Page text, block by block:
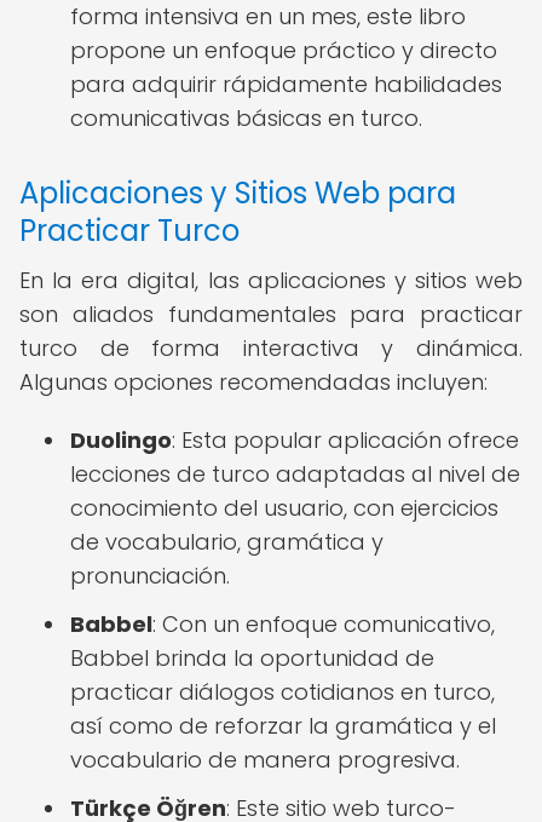
forma intensiva en un mes, este libro
propone un enfoque práctico y directo
para adquirir rápidamente habilidades
comunicativas básicas en turco.
Aplicaciones y Sitios Web para
Practicar Turco
En la era digital, las aplicaciones y sitios web
son aliados fundamentales para practicar
turco de forma interactiva y dinámica.
Algunas opciones recomendadas incluyen:
Duolingo: Esta popular aplicación ofrece
lecciones de turco adaptadas al nivel de
conocimiento del usuario, con ejercicios
de vocabulario, gramática y
pronunciación.
Babbel: Con un enfoque comunicativo,
Babbel brinda la oportunidad de
practicar diálogos cotidianos en turco,
así como de reforzar la gramática y el
vocabulario de manera progresiva.
Türkçe Öğren: Este sitio web turco-